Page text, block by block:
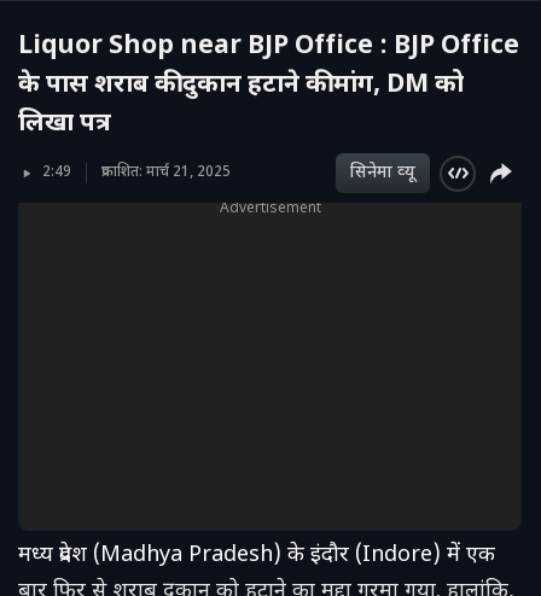
Liquor Shop near BJP Office : BJP Office
के पास शराब की दुकान हटाने की मांग, DM को
लिखा पत्र
2:49 प्रकाशित: मार्च 21, 2025 सिनेमा व्‍यू
Advertisement
मध्य प्रदेश (Madhya Pradesh) के इंदौर (Indore) में एक